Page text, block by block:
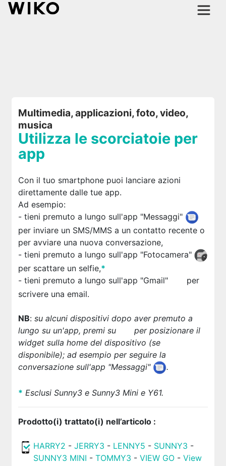
Multimedia, applicazioni, foto, video,
musica
Utilizza le scorciatoie per
app
Con il tuo smartphone puoi lanciare azioni
direttamente dalle tue app.
Ad esempio:
- tieni premuto a lungo sull'app "Messaggi"
per inviare un SMS/MMS a un contatto recente o
per avviare una nuova conversazione,
- tieni premuto a lungo sull'app "Fotocamera"
per scattare un selfie,*
- tieni premuto a lungo sull'app "Gmail"
per
scrivere una email.
NB:su alcuni dispositivi dopo aver premuto a
lungo su un'app, premi su
per posizionare il
widget sulla home del dispositivo (se
disponibile); ad esempio per seguire la
conversazione sull'app "Messaggi"
.
* Esclusi Sunny3 e Sunny3 Mini e Y61.
Prodotto(i) trattato(i) nell’articolo :
HARRY2 - JERRY3 - LENNY5 - SUNNY3 -
SUNNY3 MINI - TOMMY3 - VIEW GO- View